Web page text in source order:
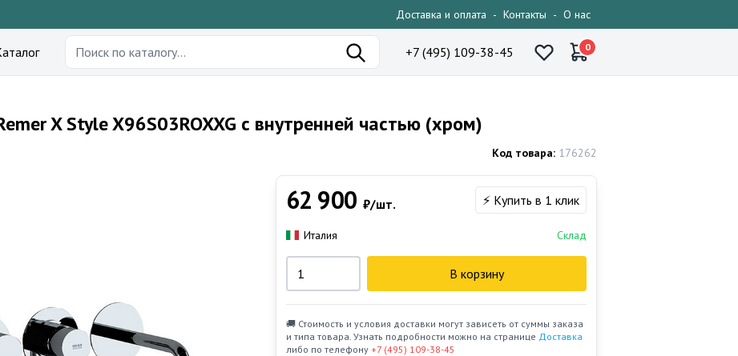
Доставка и оплата - Контакты - О нас
+7 (495) 109-38-45 0
X Style X96S03ROXXG с внутренней частью (хром)
Код товара: 176262
62 900 ₽/шт. ⚡ Купить в 1 клик
Италия Склад
В корзину
🚚 Стоимость и условия доставки могут зависеть от суммы заказа
и типа товара. Узнать подробности можно на странице Доставка
либо по телефону +7 (495) 109-38-45